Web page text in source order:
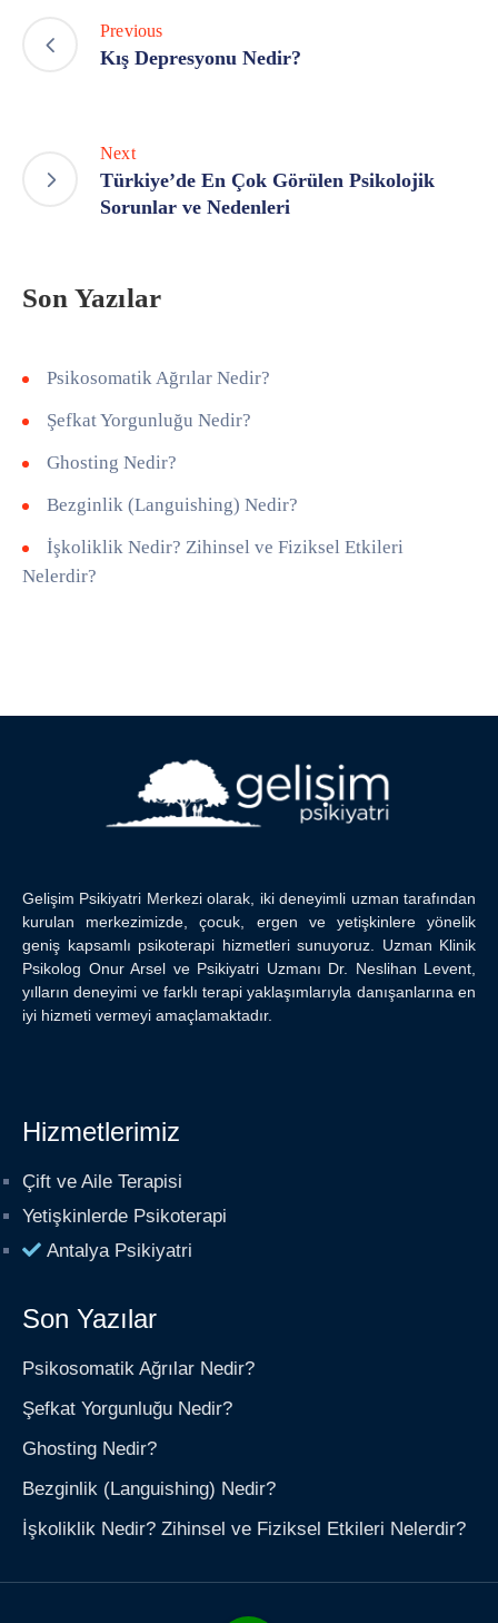
Previous
Kış Depresyonu Nedir?
Next
Türkiye’de En Çok Görülen Psikolojik
Sorunlar ve Nedenleri
Son Yazılar
Psikosomatik Ağrılar Nedir?
Şefkat Yorgunluğu Nedir?
Ghosting Nedir?
Bezginlik (Languishing) Nedir?
İşkoliklik Nedir? Zihinsel ve Fiziksel Etkileri
Nelerdir?
Gelişim Psikiyatri Merkezi olarak, iki deneyimli uzman tarafından
kurulan merkezimizde, çocuk, ergen ve yetişkinlere yönelik
geniş kapsamlı psikoterapi hizmetleri sunuyoruz. Uzman Klinik
Psikolog Onur Arsel ve Psikiyatri Uzmanı Dr. Neslihan Levent,
yılların deneyimi ve farklı terapi yaklaşımlarıyla danışanlarına en
iyi hizmeti vermeyi amaçlamaktadır.
Hizmetlerimiz
Çift ve Aile Terapisi
Yetişkinlerde Psikoterapi
Antalya Psikiyatri
Son Yazılar
Psikosomatik Ağrılar Nedir?
Şefkat Yorgunluğu Nedir?
Ghosting Nedir?
Bezginlik (Languishing) Nedir?
İşkoliklik Nedir? Zihinsel ve Fiziksel Etkileri Nelerdir?